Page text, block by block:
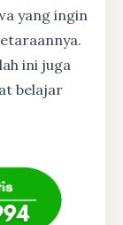
yang ingin
ini juga
belajar